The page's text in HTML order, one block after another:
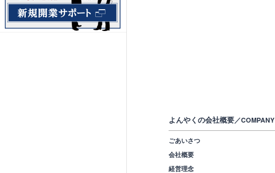
よんやくの会社概要／COMPANY
ごあいさつ
会社概要
経営理念